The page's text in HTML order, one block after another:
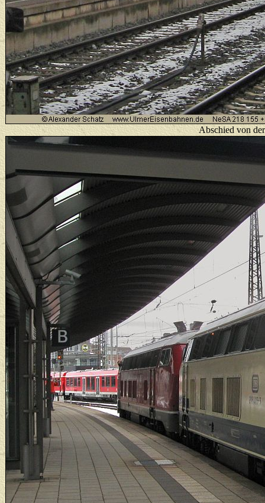
Abschied von